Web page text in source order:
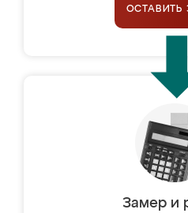
ОСТАВИТЬ
Замер и